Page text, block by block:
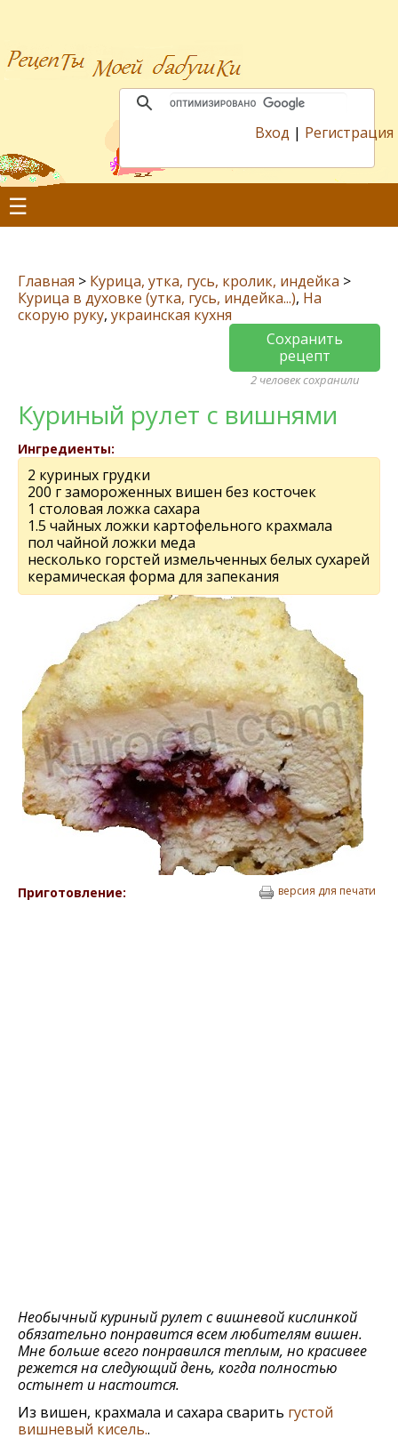
Вход | Регистрация
☰
Главная > Курица, утка, гусь, кролик, индейка >
Курица в духовке (утка, гусь, индейка...), На
скорую руку, украинская кухня
Сохранить
рецепт
2 человек сохранили
Куриный рулет с вишнями
Ингредиенты:
2 куриных грудки
200 г замороженных вишен без косточек
1 столовая ложка сахара
1.5 чайных ложки картофельного крахмала
пол чайной ложки меда
несколько горстей измельченных белых сухарей
керамическая форма для запекания
Приготовление: версия для печати
Необычный куриный рулет с вишневой кислинкой
обязательно понравится всем любителям вишен.
Мне больше всего понравился теплым, но красивее
режется на следующий день, когда полностью
остынет и настоится.
Из вишен, крахмала и сахара сварить густой
вишневый кисель..